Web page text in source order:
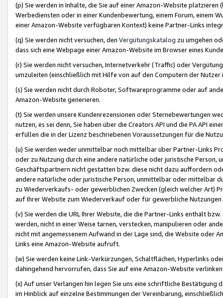
(p) Sie werden in Inhalte, die Sie auf einer Amazon-Website
Werbediensten oder in einer Kundenbewertung, einem Forum, einem
einer Amazon-Website verfügbaren Kontext) keine Partner-Links
(q) Sie werden nicht versuchen, den Vergütungskatalog zu umgehen
dass sich eine Webpage einer Amazon-Website im Browser eines
(r) Sie werden nicht versuchen, Internetverkehr (Traffic) oder
umzuleiten (einschließlich mit Hilfe von auf den Computern der
(s) Sie werden nicht durch Roboter, Softwareprogramme oder auf
Amazon-Website generieren.
(t) Sie werden unsere Kundenrezensionen oder Sternebewertungen
nutzen, es sei denn, Sie haben über die Creators API und die PA API
erfüllen die in der Lizenz beschriebenen Voraussetzungen für die
(u) Sie werden weder unmittelbar noch mittelbar über Partner-Links
oder zu Nutzung durch eine andere natürliche oder juristische
Geschäftspartnern nicht gestatten bzw. diese nicht dazu auffordern
andere natürliche oder juristische Person, unmittelbar oder mittelbar
zu Wiederverkaufs- oder gewerblichen Zwecken (gleich welcher Art)
auf Ihrer Website zum Wiederverkauf oder für gewerbliche
(v) Sie werden die URL Ihrer Website, die die Partner-Links enthält
werden, nicht in einer Weise tarnen, verstecken, manipulieren oder
nicht mit angemessenem Aufwand in der Lage sind, die Website oder
Links eine Amazon-Website aufruft.
(w) Sie werden keine Link-Verkürzungen, Schaltflächen, Hyperlinks
dahingehend hervorrufen, dass Sie auf eine Amazon-Website
(x) Auf unser Verlangen hin legen Sie uns eine schriftliche
im Hinblick auf einzelne Bestimmungen der Vereinbarung,